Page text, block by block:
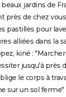
jardins de
près de chez vous
pastilles pour
alliées dans la
kiné :
jusqu'à près
le corps à
sur un sol ferme"